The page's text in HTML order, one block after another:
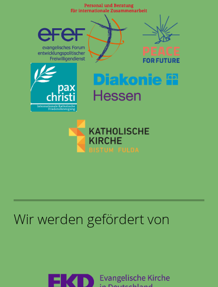
Wir werden gefördert von